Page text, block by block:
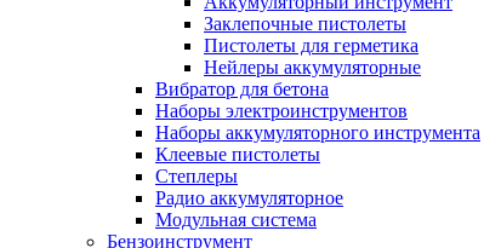
Заклепочные пистолеты
Пистолеты для герметика
Нейлеры аккумуляторные
Вибратор для бетона
Наборы электроинструментов
Наборы аккумуляторного инструмента
Клеевые пистолеты
Степлеры
Радио аккумуляторное
Модульная система
Бензоинструмент